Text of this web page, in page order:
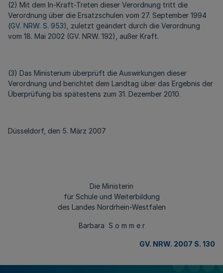
(2) Mit dem In-Kraft-Treten dieser Verordnung tritt die
Verordnung über die Ersatzschulen vom 27. September 1994
(GV. NRW. S. 953), zuletzt geändert durch die Verordnung
vom 18. Mai 2002 (GV. NRW. 192), außer Kraft.
(3) Das Ministerium überprüft die Auswirkungen dieser
Verordnung und berichtet dem Landtag über das Ergebnis der
Überprüfung bis spätestens zum 31. Dezember 2010.
Düsseldorf, den 5. März 2007
Die Ministerin
für Schule und Weiterbildung
des Landes Nordrhein-Westfalen
Barbara S o m m e r
GV. NRW. 2007 S. 130